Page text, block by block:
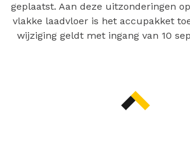
geplaatst. Aan deze uitzonderingen
vlakke laadvloer is het accupakket
wijziging geldt met ingang van 10